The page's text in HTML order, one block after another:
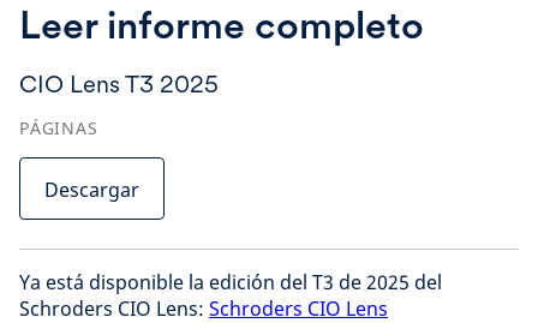
Leer informe completo
CIO Lens T3 2025
PÁGINAS
Descargar
Ya está disponible la edición del T3 de 2025 del
Schroders CIO Lens: Schroders CIO Lens